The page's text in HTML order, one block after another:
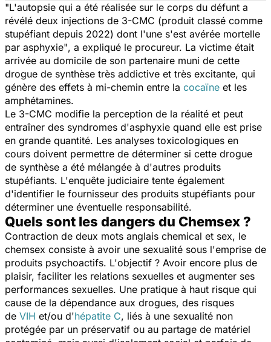
"L'autopsie qui a été réalisée sur le corps du défunt a
révélé deux injections de 3-CMC (produit classé comme
stupéfiant depuis 2022) dont l'une s'est avérée mortelle
par asphyxie", a expliqué le procureur. La victime était
arrivée au domicile de son partenaire muni de cette
drogue de synthèse très addictive et très excitante, qui
génère des effets à mi-chemin entre la cocaïne et les
amphétamines.
Le 3-CMC modifie la perception de la réalité et peut
entraîner des syndromes d'asphyxie quand elle est prise
en grande quantité. Les analyses toxicologiques en
cours doivent permettre de déterminer si cette drogue
de synthèse a été mélangée à d'autres produits
stupéfiants. L'enquête judiciaire tente également
d'identifier le fournisseur des produits stupéfiants pour
déterminer une éventuelle responsabilité.
Quels sont les dangers du Chemsex ?
Contraction de deux mots anglais chemical et sex, le
chemsex consiste à avoir une sexualité sous l'emprise de
produits psychoactifs. L'objectif ? Avoir encore plus de
plaisir, faciliter les relations sexuelles et augmenter ses
performances sexuelles. Une pratique à haut risque qui
cause de la dépendance aux drogues, des risques
de VIH et/ou d'hépatite C, liés à une sexualité non
protégée par un préservatif ou au partage de matériel